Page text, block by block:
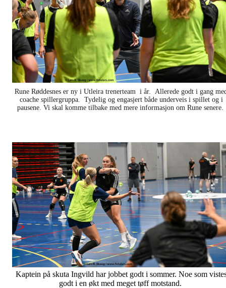
Rune Røddesnes er ny i Utleira trenerteam i år. Allerede godt i gang
coache spillergruppa. Tydelig og engasjert både underveis i spillet og i
pausene. Vi skal komme tilbake med mere informasjon om Rune senere.
Kaptein på skuta Ingvild har jobbet godt i sommer. Noe som
godt i en økt med meget tøff motstand.